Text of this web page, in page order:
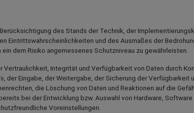
des Stands der Technik, der
Eintrittswahrscheinlichkeiten und des Ausmaßes der
dem Risiko angemessenes Schutzniveau zu gewährleisten.
Vertraulichkeit, Integrität und Verfügbarkeit von Daten durch
Eingabe, der Weitergabe, der Sicherung der Verfügbarkeit
die Löschung von Daten und Reaktionen auf die
bei der Entwicklung bzw. Auswahl von Hardware,
Voreinstellungen.